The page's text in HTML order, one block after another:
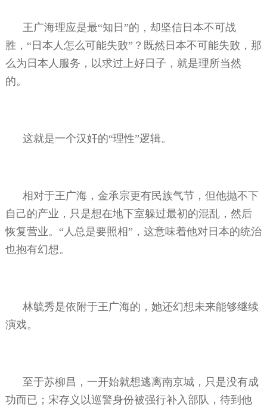
王广海理应是最“知日”的，却坚信日本不可战
胜，“日本人怎么可能失败”？既然日本不可能失败，那
么为日本人服务，以求过上好日子，就是理所当然
的。
这就是一个汉奸的“理性”逻辑。
相对于王广海，金承宗更有民族气节，但他抛不下
自己的产业，只是想在地下室躲过最初的混乱，然后
恢复营业。“人总是要照相”，这意味着他对日本的统治
也抱有幻想。
林毓秀是依附于王广海的，她还幻想未来能够继续
演戏。
至于苏柳昌，一开始就想逃离南京城，只是没有成
功而已；宋存义以巡警身份被强行补入部队，待到他